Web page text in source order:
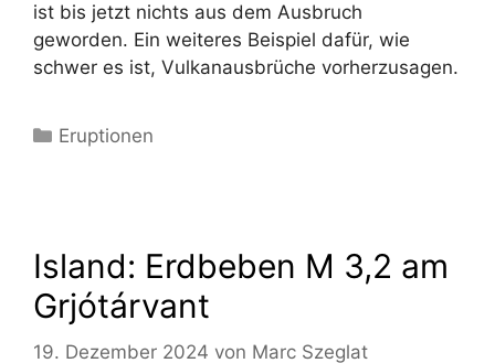
ist bis jetzt nichts aus dem Ausbruch
geworden. Ein weiteres Beispiel dafür, wie
schwer es ist, Vulkanausbrüche vorherzusagen.
Kategorien
Eruptionen
Island: Erdbeben M 3,2 am
Grjótárvant
19. Dezember 2024 von Marc Szeglat